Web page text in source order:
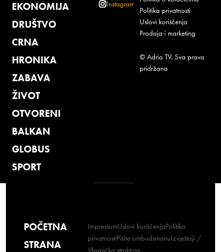
EKONOMIJA
DRUŠTVO
CRNA
HRONIKA
ZABAVA
ŽIVOT
OTVORENI
BALKAN
GLOBUS
SPORT
Instagram
Politika privatnosti
Uslovi korišćenja
Prodaja i marketing
© Adria TV. Sva prava
pridržana
POČETNA
STRANA
ImpressumUslovi korišćenjaPolitika
privatnostiPišite ombudsmanuIzvještaji /
Vlasnička struktura